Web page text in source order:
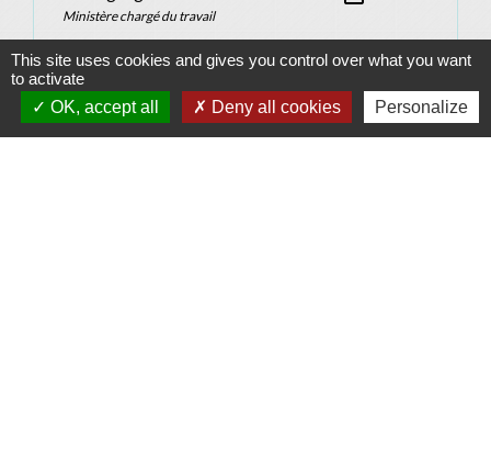
Ministère chargé du travail
open_in_new
Legifrance
Garantie jeune open_in_new
This site uses cookies and gives you control over what you want
to activate
OK, accept all
Deny all cookies Personalize